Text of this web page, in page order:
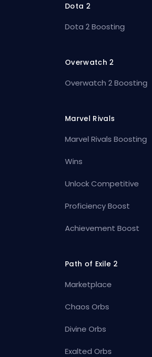
Dota 2
Dota 2 Boosting
Overwatch 2
Overwatch 2 Boosting
Marvel Rivals
Marvel Rivals Boosting
Wins
Unlock Competitive
Proficiency Boost
Achievement Boost
Path of Exile 2
Marketplace
Chaos Orbs
Divine Orbs
Exalted Orbs